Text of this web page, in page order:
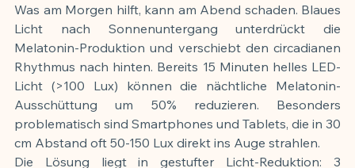
Was am Morgen hilft, kann am Abend schaden. Blaues
Licht nach Sonnenuntergang unterdrückt die
Melatonin-Produktion und verschiebt den circadianen
Rhythmus nach hinten. Bereits 15 Minuten helles LED-
Licht (>100 Lux) können die nächtliche Melatonin-
Ausschüttung um 50% reduzieren. Besonders
problematisch sind Smartphones und Tablets, die in 30
cm Abstand oft 50-150 Lux direkt ins Auge strahlen.
Die Lösung liegt in gestufter Licht-Reduktion: 3